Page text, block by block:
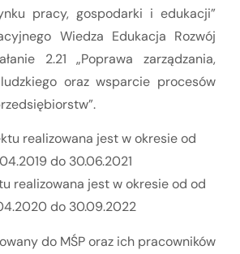
pracy, gospodarki i edukacji”
Wiedza Edukacja Rozwój
2.21 „Poprawa zarządzania,
oraz wsparcie procesów
realizowana jest w okresie od
do 30.06.2021
realizowana jest w okresie od od
do 30.09.2022
do MŚP oraz ich pracowników